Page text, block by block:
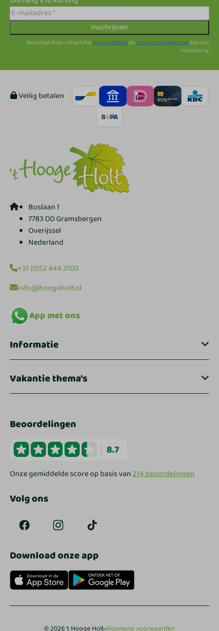
Inschrijven
Beveiligd door reCaptcha,privacybeleidenservicevoorwaardenzijn van
toepassing.
Veilig betalen
Boslaan 1
7783 DD Gramsbergen
Overijssel
Nederland
+31 (0)52 444 2100
info@hoogeholt.nl
App met ons
Informatie
Vakantie thema's
Beoordelingen
8.7
Onze gemiddelde score op basis van214 beoordelingen
Volg ons
Download onze app
© 2026 't Hooge HoltAlgemene voorwaarden